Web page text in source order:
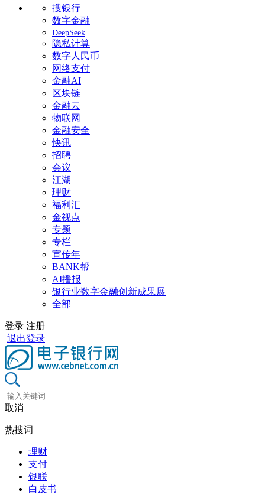
搜银行
数字金融
DeepSeek
隐私计算
数字人民币
网络支付
金融AI
区块链
金融云
物联网
金融安全
快讯
招聘
会议
江湖
理财
福利汇
金视点
专题
专栏
宣传年
BANK帮
AI播报
银行业数字金融创新成果展
全部
登录 注册
退出登录
取消
热搜词
理财
支付
银联
白皮书